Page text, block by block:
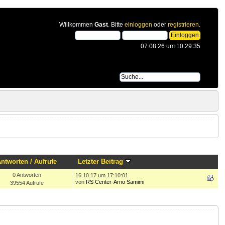
Willkommen Gast. Bitte einloggen oder registrieren.
07.08.26 um 10:29:35
/Aufrufe Letzter Beitrag
0 Antworten
39554 Aufrufe
16.10.17 um 17:10:01
von RS Center-Arno Samimi